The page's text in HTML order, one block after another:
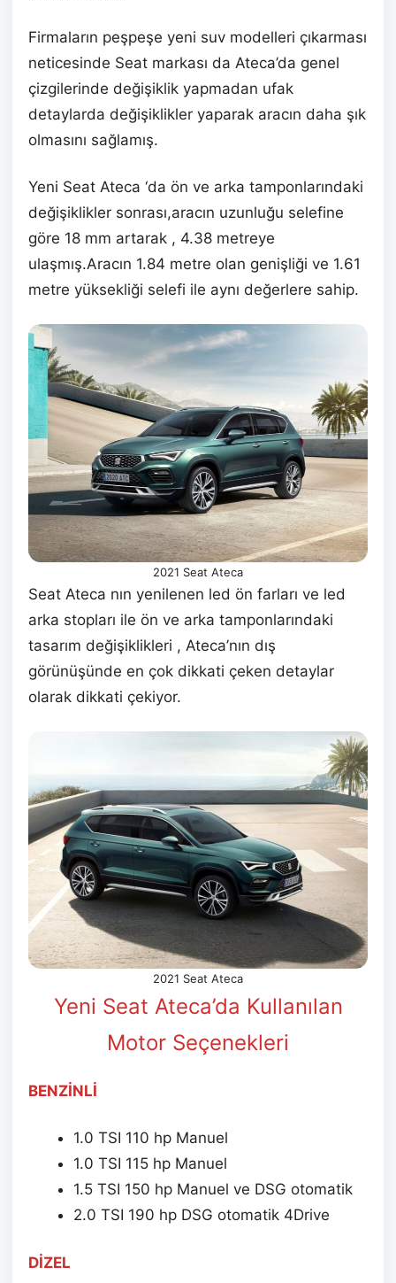
Firmaların peşpeşe yeni suv modelleri çıkarması
neticesinde Seat markası da Ateca’da genel
çizgilerinde değişiklik yapmadan ufak
detaylarda değişiklikler yaparak aracın daha şık
olmasını sağlamış.
Yeni Seat Ateca ‘da ön ve arka tamponlarındaki
değişiklikler sonrası,aracın uzunluğu selefine
göre 18 mm artarak , 4.38 metreye
ulaşmış.Aracın 1.84 metre olan genişliği ve 1.61
metre yüksekliği selefi ile aynı değerlere sahip.
2021 Seat Ateca
Seat Ateca nın yenilenen led ön farları ve led
arka stopları ile ön ve arka tamponlarındaki
tasarım değişiklikleri , Ateca’nın dış
görünüşünde en çok dikkati çeken detaylar
olarak dikkati çekiyor.
2021 Seat Ateca
Yeni Seat Ateca’da Kullanılan
Motor Seçenekleri
BENZİNLİ
1.0 TSI 110 hp Manuel
1.0 TSI 115 hp Manuel
1.5 TSI 150 hp Manuel ve DSG otomatik
2.0 TSI 190 hp DSG otomatik 4Drive
DİZEL